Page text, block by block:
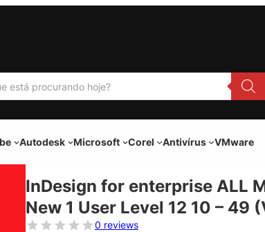
Autodesk Microsoft Corel Antivírus VMware
InDesign for enterprise ALL
New 1 User Level 12 10 – 49
0 reviews